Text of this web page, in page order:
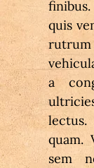
quis
rutrum
a
quam.
sem